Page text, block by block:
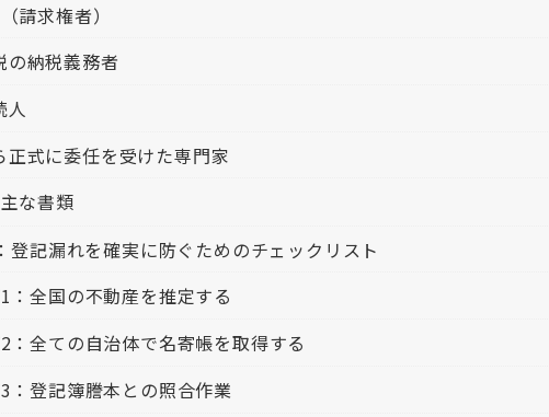
請求権者）
の納税義務者
人
正式に委任を受けた専門家
な書類
登記漏れを確実に防ぐためのチェックリスト
：全国の不動産を推定する
：全ての自治体で名寄帳を取得する
：登記簿謄本との照合作業